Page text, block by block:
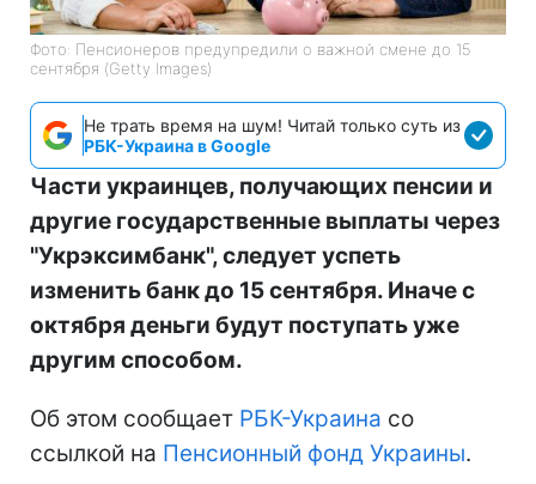
Фото: Пенсионеров предупредили о важной смене до 15
сентября (Getty Images)
Не трать время на шум! Читай только суть из
РБК-Украина в Google
Части украинцев, получающих пенсии и
другие государственные выплаты через
"Укрэксимбанк", следует успеть
изменить банк до 15 сентября. Иначе с
октября деньги будут поступать уже
другим способом.
Об этом сообщает РБК-Украина со
ссылкой на Пенсионный фонд Украины.